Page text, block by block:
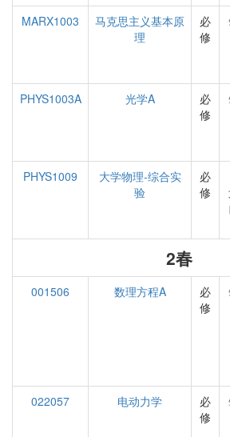
MARX1003
马克思主义基本原
理
必
修
PHYS1003A
光学A
必
修
PHYS1009
大学物理-综合实
验
必
修
2春
001506 数理方程A
必
修
022057
电动力学
必
修